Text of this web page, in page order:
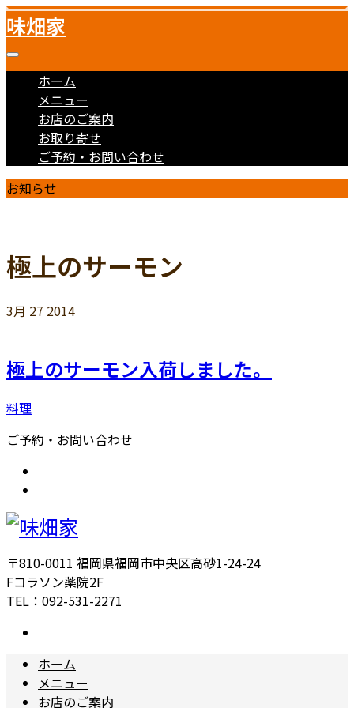
味畑家
ホーム
メニュー
お店のご案内
お取り寄せ
ご予約・お問い合わせ
お知らせ
極上のサーモン
3月 27 2014
極上のサーモン入荷しました。
料理
ご予約・お問い合わせ
〒810-0011 福岡県福岡市中央区高砂1-24-24
Fコラソン薬院2F
TEL：092-531-2271
ホーム
メニュー
お店のご案内